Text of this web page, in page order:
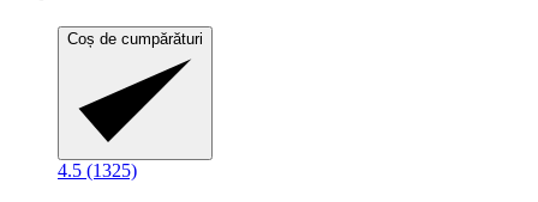
Coș de cumpărături
4.5 (1325)